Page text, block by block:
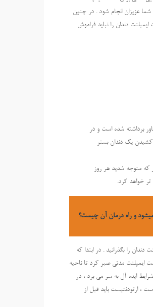
شما عزیزان انجام شود . در چنین
دندان را نباید فراموش
برداشته شده است و در
یک دندان بستر
که متوجه شدید هر روز
خواهد کرد.
و راه درمان آن چیست؟
را بگذرانید . در ابتدا که
ایمپلنت مدتی صبر کرد تا ناحیه
ایده آل به سر می برد ، در
، ارتودنتیست باید قبل از